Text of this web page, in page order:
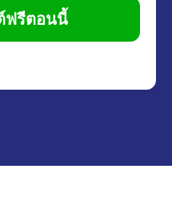
ฟรีตอนนี้